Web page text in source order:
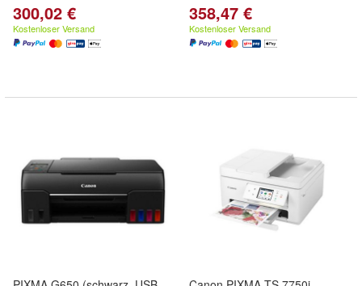
300,02 €
Kostenloser Versand
358,47 €
Kostenloser Versand